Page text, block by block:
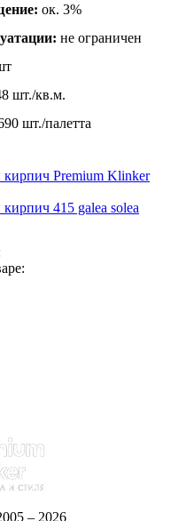
ок. 3%
не ограничен
шт./кв.м.
шт./палетта
кирпич Premium Klinker
415 galea solea
– 2026